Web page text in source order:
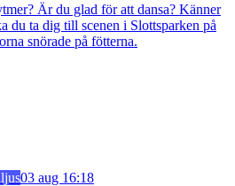
Är du glad för att dansa? Känner
du ta dig till scenen i Slottsparken på
snörade på fötterna.
03 aug 16:18